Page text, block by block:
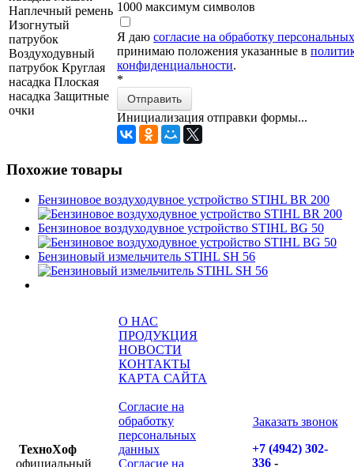
Наплечный ремень
Изогнутый
патрубок
Воздуходувный
патрубок Круглая
насадка Плоская
насадка Защитные
очки
1000 максимум символов
Я даю согласие на обработку
принимаю положения указанные в
конфиденциальности.
*
Отправить
Инициализация отправки формы...
Похожие товары
Бензиновое воздуходувное устройство STIHL BR 200
Бензиновое воздуходувное устройство STIHL BG 50
Бензиновый измельчитель STIHL SH 56
ТехноХоф
официальный
О НАС
ПРОДУКЦИЯ
НОВОСТИ
КОНТАКТЫ
КАРТА САЙТА
Согласие на
обработку
персональных
данных
Согласие на
Заказать звонок
+7 (4942) 302-
336 -